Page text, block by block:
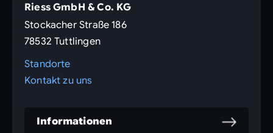
Riess GmbH & Co. KG
Stockacher Straße 186
78532 Tuttlingen
Standorte
Kontakt zu uns
Informationen